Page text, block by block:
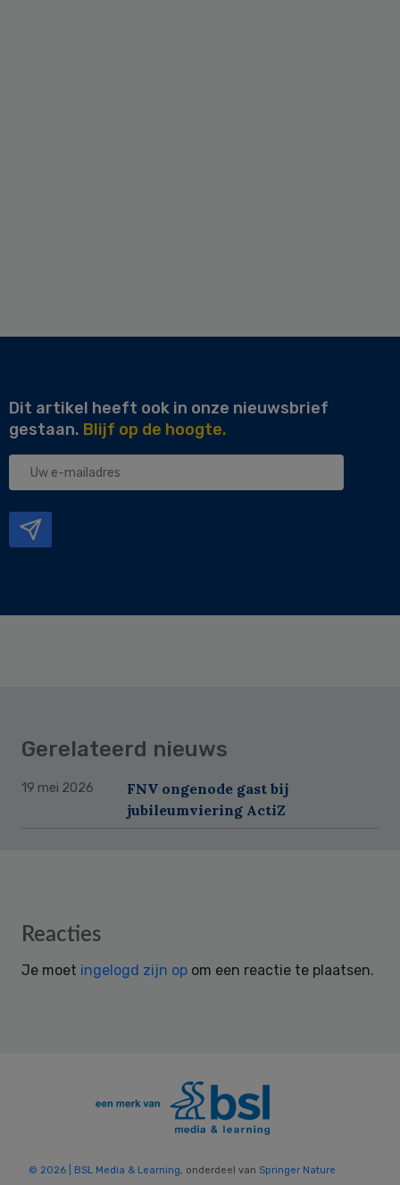
Dit artikel heeft ook in onze nieuwsbrief
gestaan. Blijf op de hoogte.
Uw
Gerelateerd nieuws
19 mei 2026
FNV ongenode gast bij
jubileumviering ActiZ
Reader
Reacties
Je moet ingelogd zijn op om een reactie te plaatsen.
© 2026 | BSL Media & Learning , onderdeel van Springer Nature